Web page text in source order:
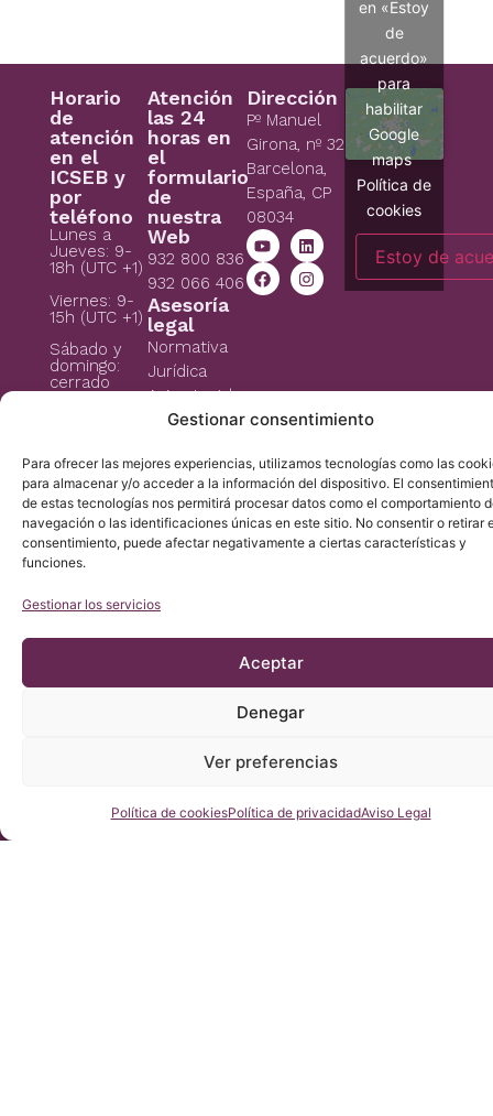
Gestionar consentimiento
Para ofrecer las mejores experiencias, utilizamos tecnologías como las
para almacenar y/o acceder a la información del dispositivo. El
de estas tecnologías nos permitirá procesar datos como el comportamiento
navegación o las identificaciones únicas en este sitio. No consentir o retirar
consentimiento, puede afectar negativamente a ciertas características y
funciones.
Gestionar los servicios
Aceptar
Denegar
Ver preferencias
Política de cookiesPolítica de privacidadAviso Legal
Horario
de
atención
en el
ICSEB y
por
teléfono
Lunes a
Jueves: 9-
18h (UTC +1)
Viernes: 9-
15h (UTC +1)
Sábado y
domingo:
cerrado
icb@institutchiaribcn.com
Atención
las 24
horas en
el
formulario
de
nuestra
Web
932 800 836
932 066 406
Asesoría
legal
Normativa
Jurídica
Aviso Legal
Politica de
Política de
cookies
Dirección
Pº Manuel
Girona, nº 32
Barcelona,
España, CP
08034
en «Estoy
de
acuerdo»
para
habilitar
Google
maps
Política de
cookies
Estoy de
Consúltenos